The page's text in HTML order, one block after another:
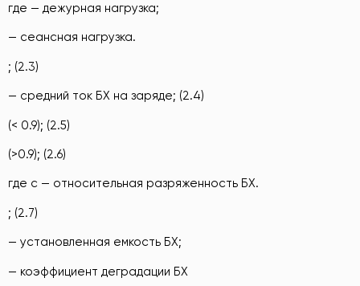
где — дежурная нагрузка;
— сеансная нагрузка.
; (2.3)
— средний ток БХ на заряде; (2.4)
(< 0.9); (2.5)
(>0.9); (2.6)
где с — относительная разряженность БХ.
; (2.7)
— установленная емкость БХ;
— коэффициент деградации БХ